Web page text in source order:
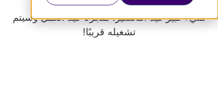
شيء كبير قيد التحضير! متجرنا قيد العمل وسيتم
تشغيله قريبًا!